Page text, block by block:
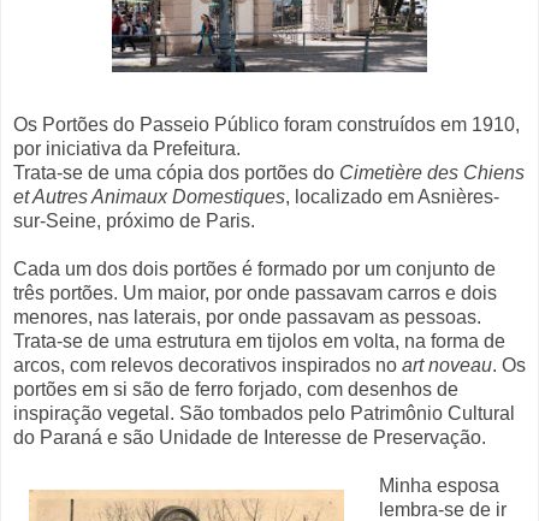
Os Portões do Passeio Público foram construídos em 1910,
por iniciativa da Prefeitura.
Trata-se de uma cópia dos portões do Cimetière des Chiens
et Autres Animaux Domestiques, localizado em Asnières-
sur-Seine, próximo de Paris.
Cada um dos dois portões é formado por um conjunto de
três portões. Um maior, por onde passavam carros e dois
menores, nas laterais, por onde passavam as pessoas.
Trata-se de uma estrutura em tijolos em volta, na forma de
arcos, com relevos decorativos inspirados no art noveau. Os
portões em si são de ferro forjado, com desenhos de
inspiração vegetal. São tombados pelo Patrimônio Cultural
do Paraná e são Unidade de Interesse de Preservação.
Minha esposa
lembra-se de ir